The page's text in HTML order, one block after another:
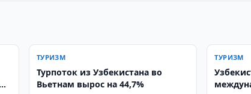
ТУРИЗМ
Турпоток из Узбекистана во
Вьетнам вырос на 44,7%
ТУРИЗМ